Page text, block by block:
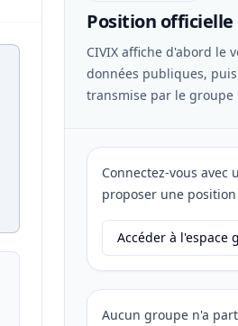
Position officielle
CIVIX affiche d'abord le
données publiques,
transmise par le
Connectez-vous avec
proposer une
Accéder à l'espace
Aucun groupe n'a